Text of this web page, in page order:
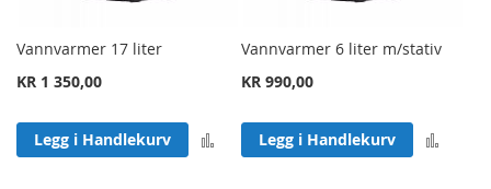
Vannvarmer 17 liter
KR 1 350,00
Legg i Handlekurv Legg til sammenligning
Vannvarmer 6 liter m/stativ
KR 990,00
Legg i Handlekurv